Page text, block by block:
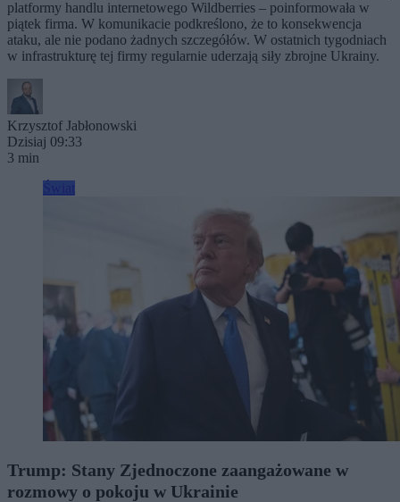
platformy handlu internetowego Wildberries – poinformowała w
piątek firma. W komunikacie podkreślono, że to konsekwencja
ataku, ale nie podano żadnych szczegółów. W ostatnich tygodniach
w infrastrukturę tej firmy regularnie uderzają siły zbrojne Ukrainy.
Krzysztof Jabłonowski
Dzisiaj 09:33
3 min
Trump: Stany Zjednoczone zaangażowane w
rozmowy o pokoju w Ukrainie